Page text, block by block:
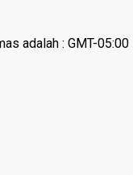
adalah : GMT-05:00